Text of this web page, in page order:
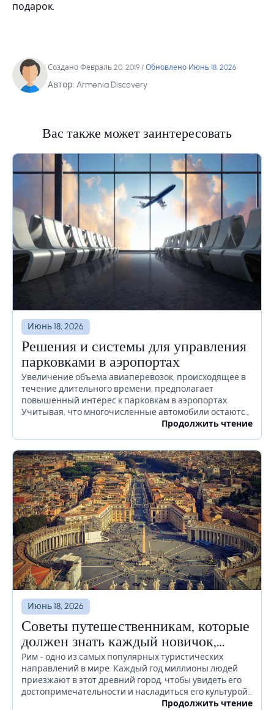
подарок.
Создано Февраль 20, 2019 / Обновлено Июнь 18, 2026
Автор: Armenia Discovery
Вас также может заинтересовать
Июнь 18, 2026
Решения и системы для управления
парковками в аэропортах
Увеличение объема авиаперевозок, происходящее в
течение длительного времени, предполагает
повышенный интерес к парковкам в аэропортах.
Учитывая, что многочисленные автомобили остаются
на территории аэропорта в течение длительного
образом продумать, как избежать...
Продолжить чтение
Июнь 18, 2026
Советы путешественникам, которые
должен знать каждый новичок,
прежде чем отправиться в Рим
Рим - одно из самых популярных туристических
направлений в мире. Каждый год миллионы людей
приезжают в этот древний город, чтобы увидеть его
достопримечательности и насладиться его культурой.
Если вы планируете посетить Рим в ближайшее
Продолжить чтение